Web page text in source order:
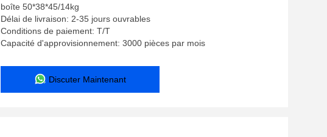
boîte 50*38*45/14kg
Délai de livraison: 2-35 jours ouvrables
Conditions de paiement: T/T
Capacité d'approvisionnement: 3000 pièces par mois
Discuter Maintenant